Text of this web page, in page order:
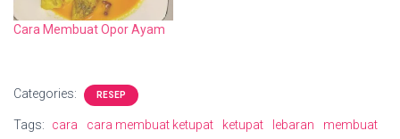
Cara Membuat Opor Ayam
Categories: RESEP
Tags: cara cara membuat ketupat ketupat lebaran
membuat